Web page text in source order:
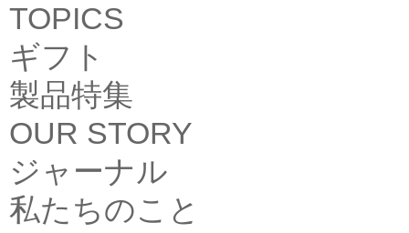
TOPICS
ギフト
製品特集
OUR STORY
ジャーナル
私たちのこと